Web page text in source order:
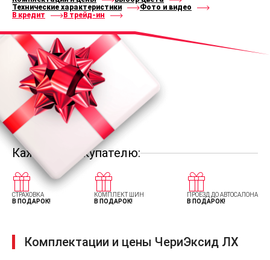
Технические характеристики
Фото и видео
В кредит
В трейд-ин
Каждому покупателю:
СТРАХОВКА
В ПОДАРОК!
КОМПЛЕКТ ШИН
В ПОДАРОК!
ПРОЕЗД ДО АВТОСАЛОНА
В ПОДАРОК!
Комплектации и цены ЧериЭксид ЛХ